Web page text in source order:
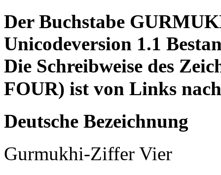
Der Buchstabe
Unicodeversion 1.1
Die Schreibweise des
FOUR) ist von Links
Deutsche Bezeichnung
Gurmukhi-Ziffer Vier